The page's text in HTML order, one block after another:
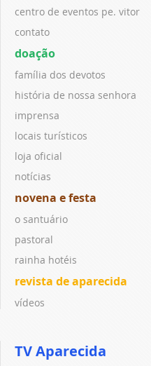
centro de eventos pe. vitor
contato
doação
família dos devotos
história de nossa senhora
imprensa
locais turísticos
loja oficial
notícias
novena e festa
o santuário
pastoral
rainha hotéis
revista de aparecida
vídeos
TV Aparecida